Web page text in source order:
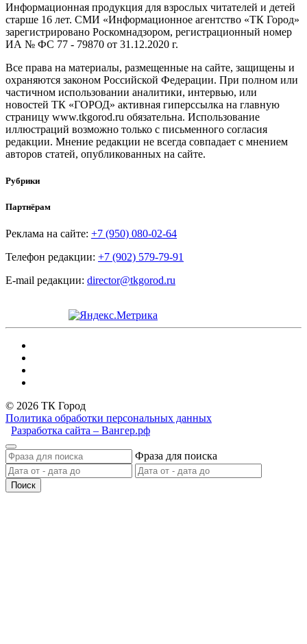
Информационная продукция для взрослых читателей и детей
старше 16 лет. СМИ «Информационное агентство «ТК Город»
зарегистрировано Роскомнадзором, регистрационный номер
ИА № ФС 77 - 79870 от 31.12.2020 г.
Все права на материалы, размещенные на сайте, защищены и
охраняются законом Российской Федерации. При полном или
частичном использовании аналитики, интервью, или
новостей ТК «ГОРОД» активная гиперссылка на главную
страницу www.tkgorod.ru обязательна. Использование
иллюстраций возможно только с письменного согласия
редакции. Мнение редакции не всегда совпадает с мнением
авторов статей, опубликованных на сайте.
Рубрики
Партнёрам
Реклама на сайте: +7 (950) 080-02-64
Телефон редакции: +7 (902) 579-79-91
E-mail редакции: director@tkgorod.ru
© 2026 ТК Город
Политика обработки персональных данных
Разработка сайта – Вангер.рф
Фраза для поиска
Поиск